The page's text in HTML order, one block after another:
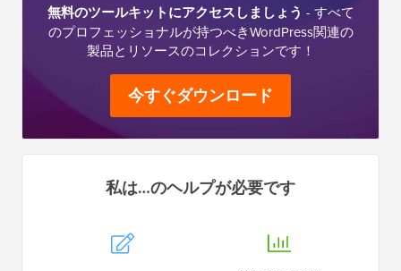
無料のツールキットにアクセスしましょう - すべて
のプロフェッショナルが持つべきWordPress関連の
製品とリソースのコレクションです！
今すぐダウンロード
私は…のヘルプが必要です